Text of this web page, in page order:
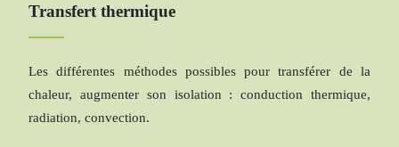
Transfert thermique
Les différentes méthodes possibles pour transférer de la
chaleur, augmenter son isolation : conduction thermique,
radiation, convection.